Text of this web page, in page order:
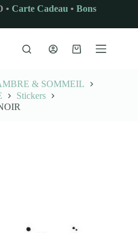
• Carte Cadeau • Bons
Panier
& SOMMEIL
Stickers